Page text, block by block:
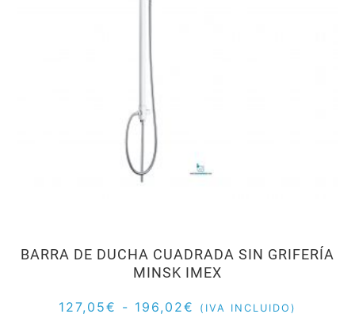
BARRA DE DUCHA CUADRADA SIN GRIFERÍA
MINSK IMEX
127,05€ - 196,02€ (IVA INCLUIDO)